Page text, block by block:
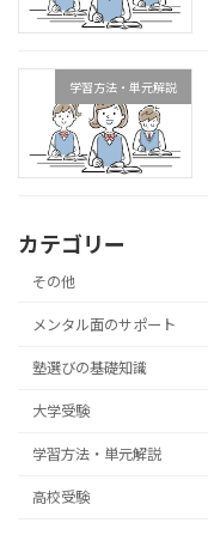
学習方法・単元解説
カテゴリー
その他
メンタル面のサポート
塾選びの基礎知識
大学受験
学習方法・単元解説
高校受験